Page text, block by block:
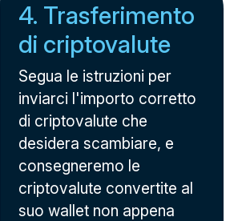
4. Trasferimento
di criptovalute
Segua le istruzioni per
inviarci l'importo corretto
di criptovalute che
desidera scambiare, e
consegneremo le
criptovalute convertite al
suo wallet non appena